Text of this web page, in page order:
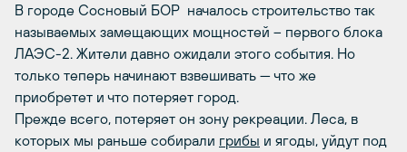
В городе Сосновый БОР началось строительство так
называемых замещающих мощностей – первого блока
ЛАЭС-2. Жители давно ожидали этого события. Но
только теперь начинают взвешивать — что же
приобретет и что потеряет город.
Прежде всего, потеряет он зону рекреации. Леса, в
которых мы раньше собирали грибы и ягоды, уйдут под